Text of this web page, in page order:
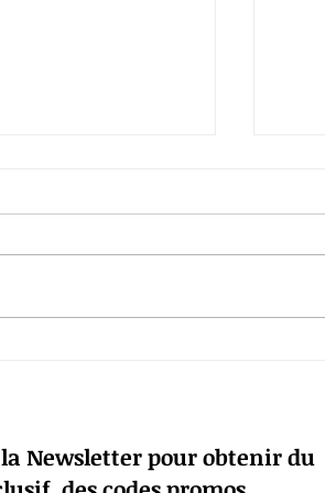
Newsletter pour obtenir du